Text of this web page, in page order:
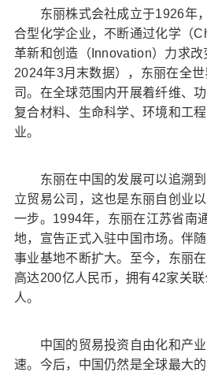
东丽株式会社成立于1926年，
合型化学企业，不断通过化学（
革新和创造（Innovation）力求改
2024年3月末数据），东丽在全
司。在全球范围内开展着纤维、
复合材料、生命科学、环境和工
业。
东丽在中国的发展可以追溯到
立贸易公司，这也是东丽自创业
一步。1994年，东丽在江苏省南
地，宣告正式入驻中国市场。伴
事业基地不断扩大。至今，东丽
高达200亿人民币，拥有42家关
人。
中国的贸易投资自由化和产业
速。今后，中国仍然是全球最大